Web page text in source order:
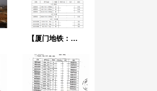
【厦门地铁：莲花、吕厝、乌石浦站】金属软管合同